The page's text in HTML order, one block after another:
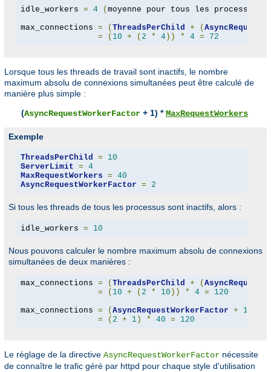
idle_workers = 4 ( moyenne pour tous les processus
max_connections = ( ThreadsPerChild + (
=
( 10 + ( 2 * 4)) * 4 = 72
Lorsque tous les threads de travail sont inactifs, le nombre
maximum absolu de connexions simultanées peut être calculé de
manière plus simple :
(AsyncRequestWorkerFactor + 1) *MaxRequestWorkers
Exemple
ThreadsPerChild =
10
ServerLimit = 4
MaxRequestWorkers = 40
AsyncRequestWorkerFactor = 2
Si tous les threads de tous les processus sont inactifs, alors :
idle_workers = 10
Nous pouvons calculer le nombre maximum absolu de connexions
simultanées de deux manières :
max_connections = ( ThreadsPerChild + (
=
( 10 + ( 2 * 10 )) * 4 =
120
max_connections = ( AsyncRequestWorkerFactor + 1
=
( 2 + 1) * 40 = 120
Le réglage de la directive AsyncRequestWorkerFactor nécessite
de connaître le trafic géré par httpd pour chaque style d'utilisation